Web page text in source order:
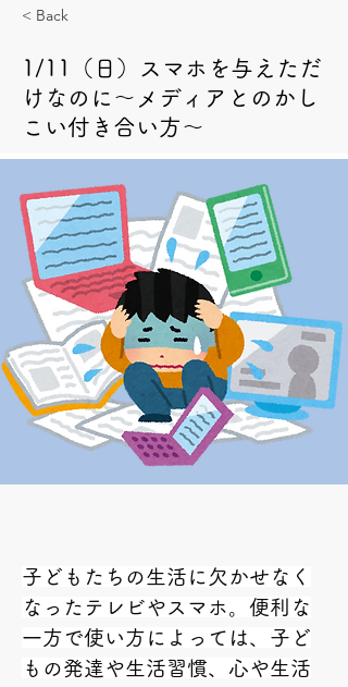
< Back
1/11（日）スマホを与えただ
けなのに～メディアとのかし
こい付き合い方～
子どもたちの生活に欠かせなく
なったテレビやスマホ。便利な
一方で使い方によっては、子ど
もの発達や生活習慣、心や生活